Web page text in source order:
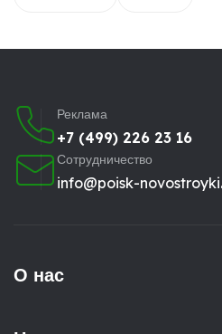
Реклама
+7 (499) 226 23 16
Сотрудничество
info@poisk-
О нас